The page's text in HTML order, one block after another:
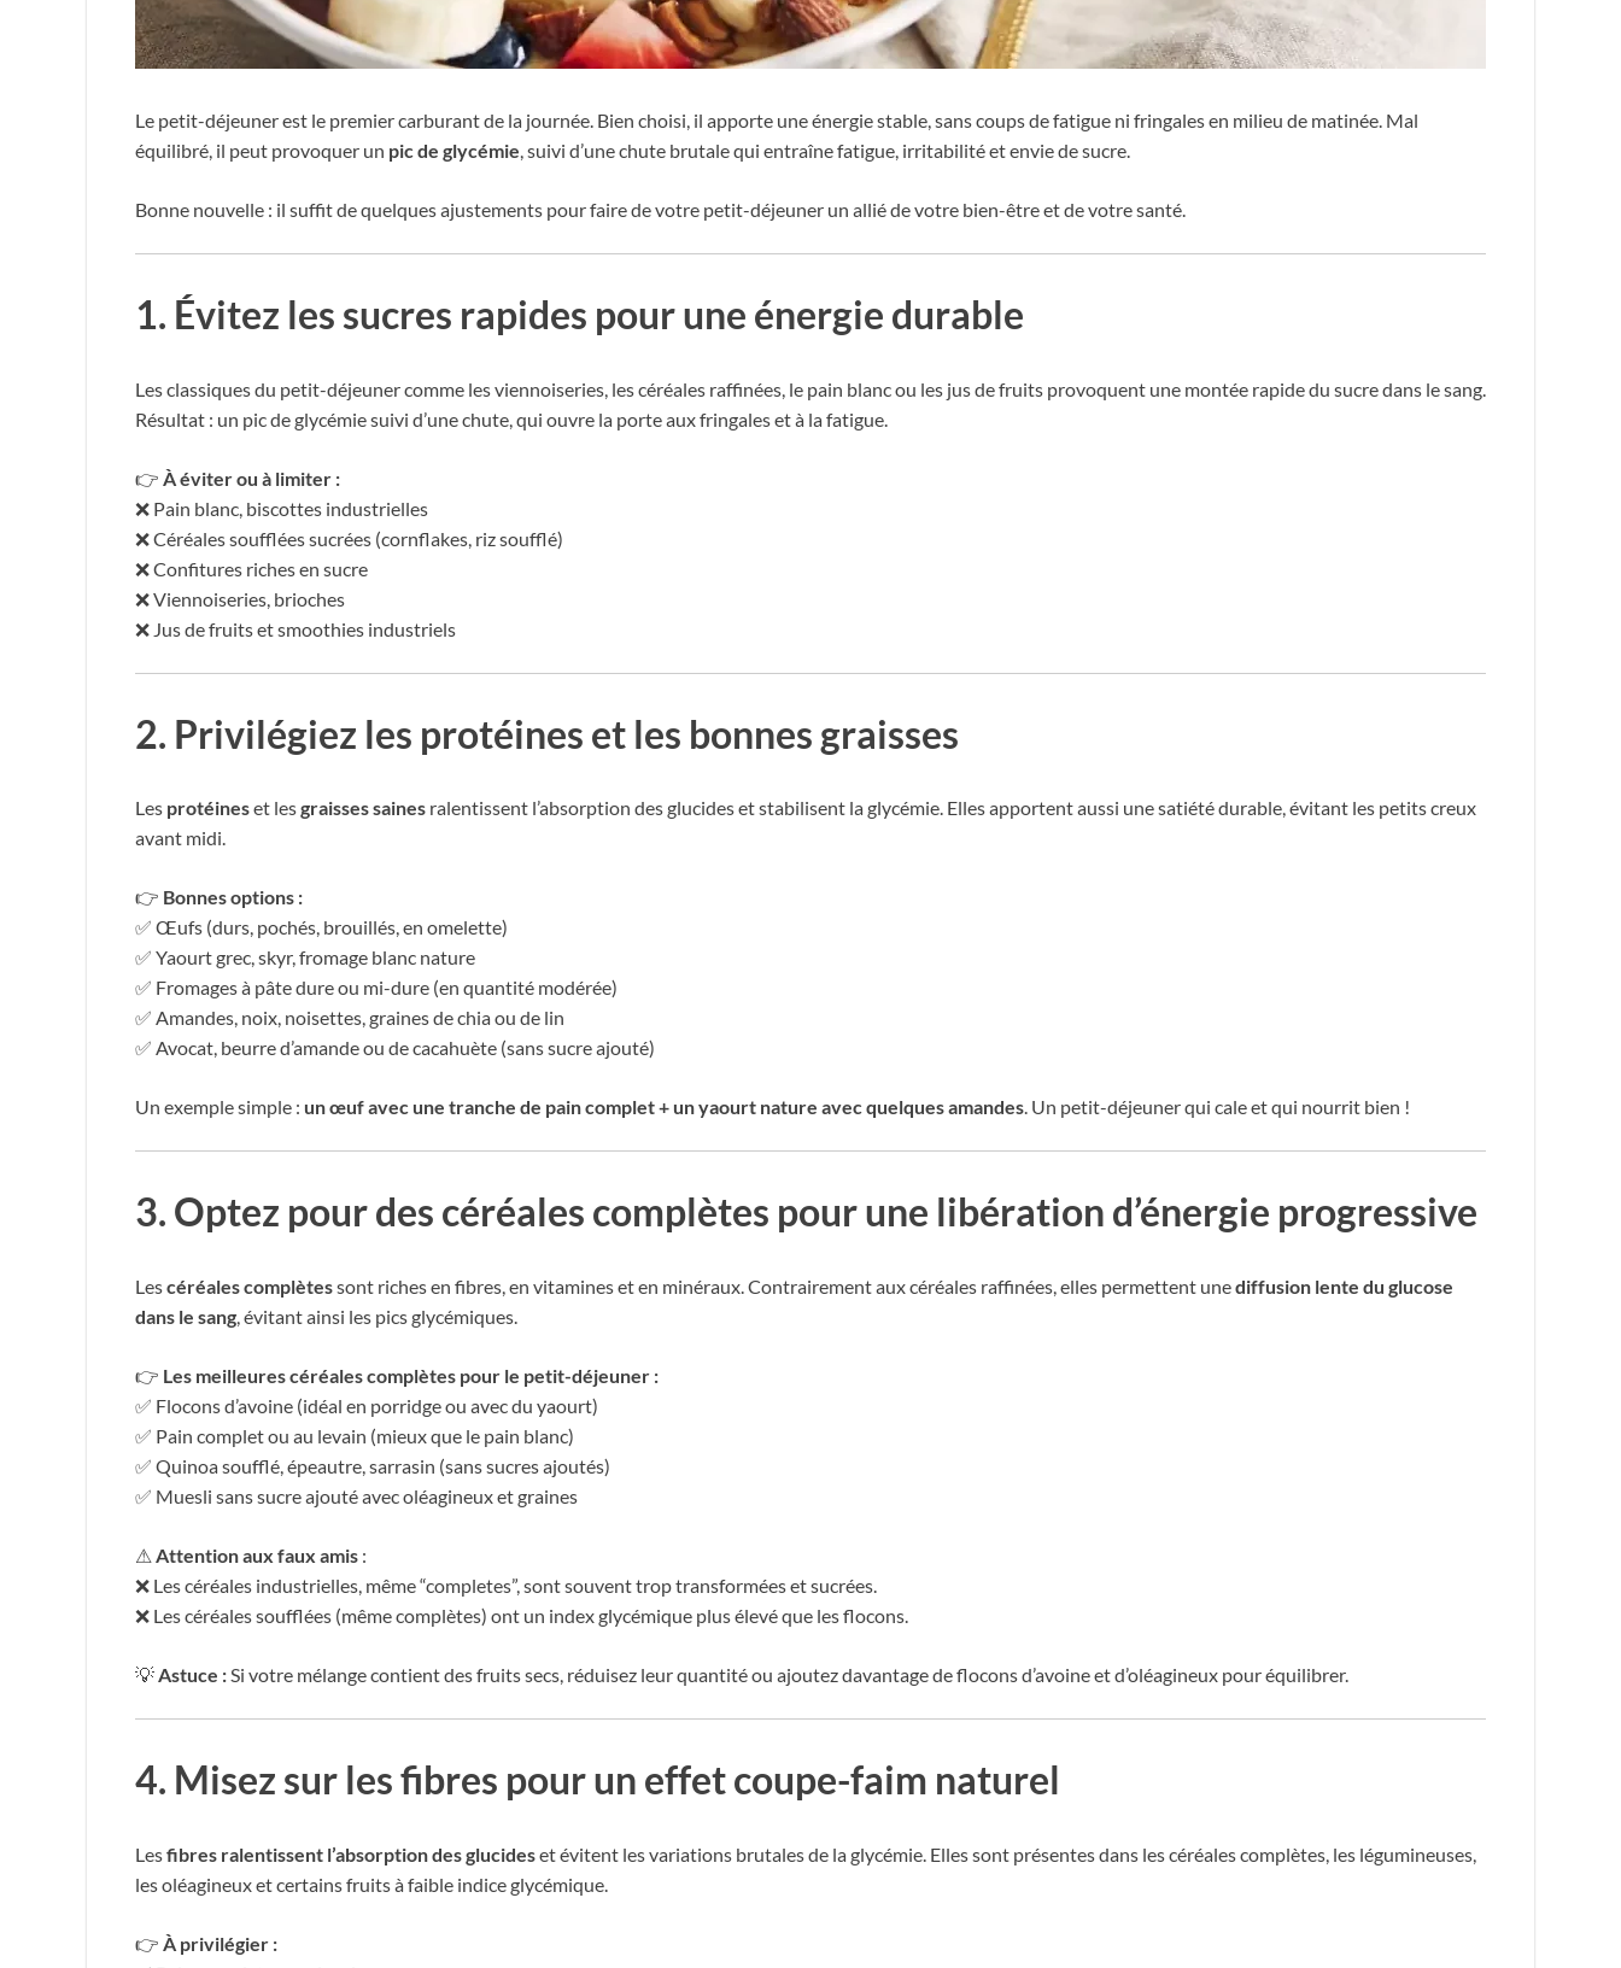
Le petit-déjeuner est le premier carburant de la journée. Bien choisi, il apporte une énergie stable, sans coups de fatigue ni fringales en milieu de matinée. Mal
équilibré, il peut provoquer un pic de glycémie, suivi d’une chute brutale qui entraîne fatigue, irritabilité et envie de sucre.
Bonne nouvelle : il suffit de quelques ajustements pour faire de votre petit-déjeuner un allié de votre bien-être et de votre santé.
1. Évitez les sucres rapides pour une énergie durable
Les classiques du petit-déjeuner comme les viennoiseries, les céréales raffinées, le pain blanc ou les jus de fruits provoquent une montée rapide du sucre dans le sang.
Résultat : un pic de glycémie suivi d’une chute, qui ouvre la porte aux fringales et à la fatigue.
👉 À éviter ou à limiter :
❌ Pain blanc, biscottes industrielles
❌ Céréales soufflées sucrées (cornflakes, riz soufflé)
❌ Confitures riches en sucre
❌ Viennoiseries, brioches
❌ Jus de fruits et smoothies industriels
2. Privilégiez les protéines et les bonnes graisses
Les protéineset lesgraisses saines ralentissent l’absorption des glucides et stabilisent la glycémie. Elles apportent aussi une satiété durable, évitant les petits creux
avant midi.
👉 Bonnes options :
✅ Œufs (durs, pochés, brouillés, en omelette)
✅ Yaourt grec, skyr, fromage blanc nature
✅ Fromages à pâte dure ou mi-dure (en quantité modérée)
✅ Amandes, noix, noisettes, graines de chia ou de lin
✅ Avocat, beurre d’amande ou de cacahuète (sans sucre ajouté)
Un exemple simple : un œuf avec une tranche de pain complet + un yaourt nature avec quelques amandes. Un petit-déjeuner qui cale et qui nourrit bien !
3. Optez pour des céréales complètes pour une libération d’énergie progressive
Lescéréales complètessont riches en fibres, en vitamines et en minéraux. Contrairement aux céréales raffinées, elles permettent unediffusion lente du glucose
dans le sang, évitant ainsi les pics glycémiques.
👉 Les meilleures céréales complètes pour le petit-déjeuner :
✅ Flocons d’avoine (idéal en porridge ou avec du yaourt)
✅ Pain complet ou au levain (mieux que le pain blanc)
✅ Quinoa soufflé, épeautre, sarrasin (sans sucres ajoutés)
✅ Muesli sans sucre ajouté avec oléagineux et graines
⚠ Attention aux faux amis :
❌ Les céréales industrielles, même “completes”, sont souvent trop transformées et sucrées.
❌ Les céréales soufflées (même complètes) ont un index glycémique plus élevé que les flocons.
💡Astuce :Si votre mélange contient des fruits secs, réduisez leur quantité ou ajoutez davantage de flocons d’avoine et d’oléagineux pour équilibrer.
4. Misez sur les fibres pour un effet coupe-faim naturel
Lesfibres ralentissent l’absorption des glucideset évitent les variations brutales de la glycémie. Elles sont présentes dans les céréales complètes, les légumineuses,
les oléagineux et certains fruits à faible indice glycémique.
👉 À privilégier :